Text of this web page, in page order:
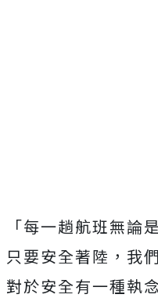
「每一趟航班無論
只要安全著陸，我
對於安全有一種執